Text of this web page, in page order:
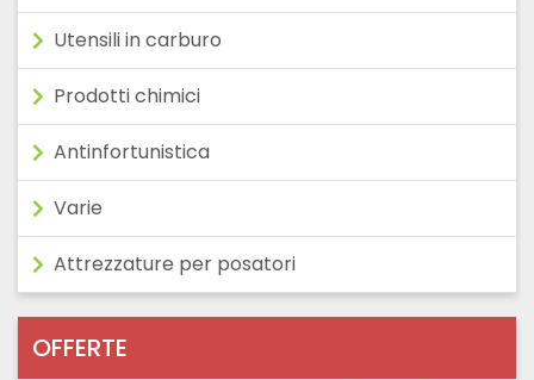
Utensili in carburo
Prodotti chimici
Antinfortunistica
Varie
Attrezzature per posatori
OFFERTE